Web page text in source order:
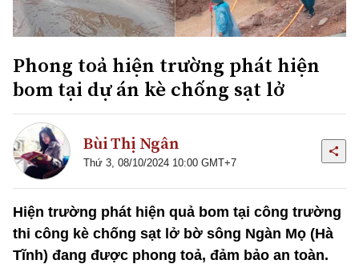
Phong toả hiện trường phát hiện
bom tại dự án kè chống sạt lở
Bùi Thị Ngân
Thứ 3, 08/10/2024 10:00 GMT+7
Hiện trường phát hiện quả bom tại công trường
thi công kè chống sạt lở bờ sông Ngàn Mọ (Hà
Tĩnh) đang được phong toả, đảm bảo an toàn.